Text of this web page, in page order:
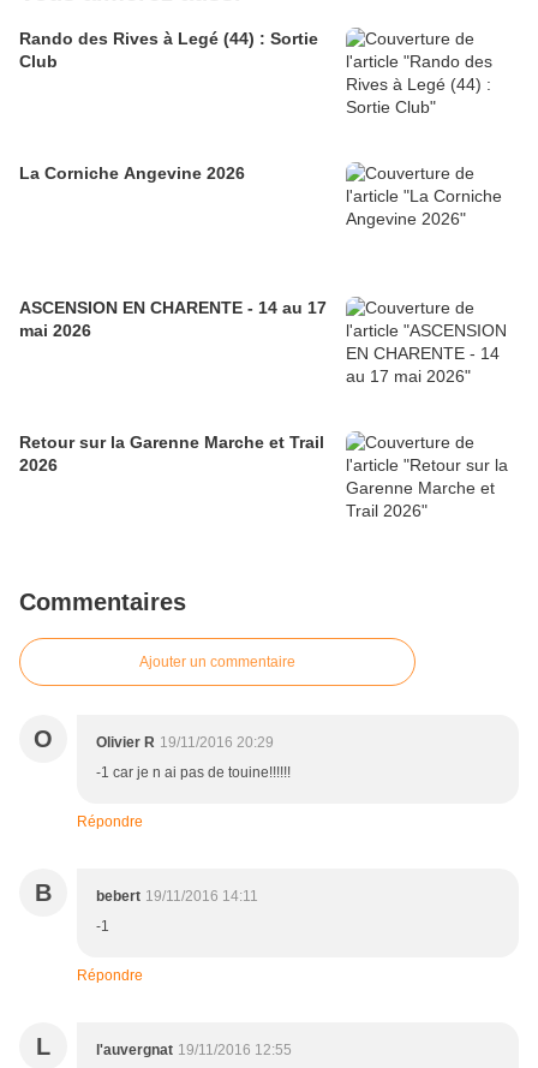
Rando des Rives à Legé (44) : Sortie
Club
La Corniche Angevine 2026
ASCENSION EN CHARENTE - 14 au 17
mai 2026
Retour sur la Garenne Marche et Trail
2026
Commentaires
Ajouter un commentaire
O Olivier R 19/11/2016 20:29
-1 car je n ai pas de touine!!!!!!
Répondre
B bebert 19/11/2016 14:11
-1
Répondre
L l'auvergnat 19/11/2016 12:55